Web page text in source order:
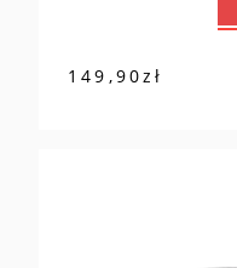
149,90zł